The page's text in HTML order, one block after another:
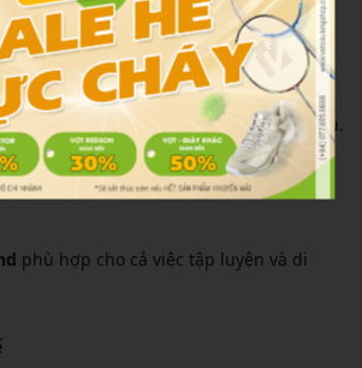
chóng và gọn gàng hơn.
ái giúp giảm áp lực lên vai khi mang lâu.
giúp hạn chế nóng và tạo cảm giác dễ
phù hợp cho cả việc tập luyện và di